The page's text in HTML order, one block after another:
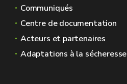
Communiqués
Centre de documentation
Acteurs et partenaires
Adaptations à la sécheresse